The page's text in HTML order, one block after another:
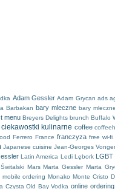
Adam Gessler Adam Grycan ads
Barbakan bary mleczne bary
menu Breyers Delights brunch Buffalo
ciekawostki kulinarne coffee
Ferrero France franczyza free wi-fi
Japanese cuisine Jean-Georges
Latin America Ledi Lębork LGBT
Mars Marta Gessler Marta
mobile ordering Monako Monte Cristo
Czysta Old Bay Vodka online ordering